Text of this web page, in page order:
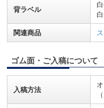
背ラベル
関連商品
ゴム面・ご入稿について
入稿方法